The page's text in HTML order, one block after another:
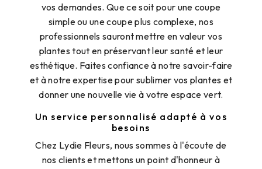
vos demandes. Que ce soit pour une coupe
simple ou une coupe plus complexe, nos
professionnels sauront mettre en valeur vos
plantes tout en préservant leur santé et leur
esthétique. Faites confiance à notre savoir-faire
et à notre expertise pour sublimer vos plantes et
donner une nouvelle vie à votre espace vert.
Un service personnalisé adapté à vos
besoins
Chez Lydie Fleurs, nous sommes à l'écoute de
nos clients et mettons un point d'honneur à